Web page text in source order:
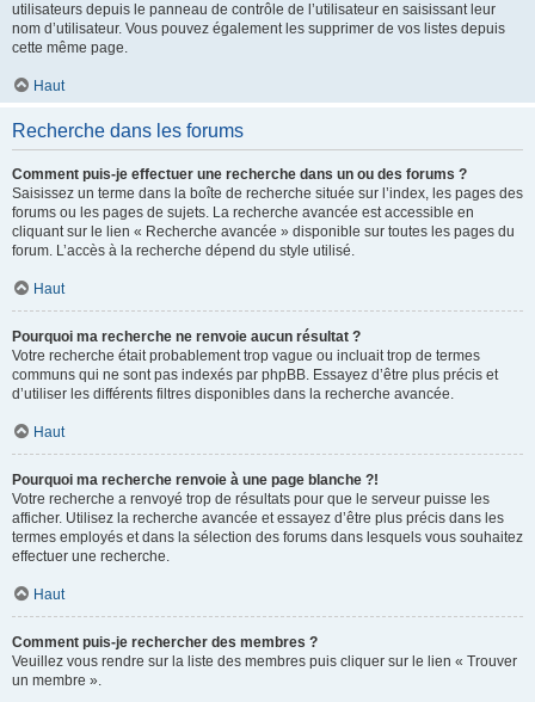
utilisateurs depuis le panneau de contrôle de l’utilisateur en saisissant leur
nom d’utilisateur. Vous pouvez également les supprimer de vos listes depuis
cette même page.
Haut
Recherche dans les forums
Comment puis-je effectuer une recherche dans un ou des forums ?
Saisissez un terme dans la boîte de recherche située sur l’index, les pages des
forums ou les pages de sujets. La recherche avancée est accessible en
cliquant sur le lien « Recherche avancée » disponible sur toutes les pages du
forum. L’accès à la recherche dépend du style utilisé.
Haut
Pourquoi ma recherche ne renvoie aucun résultat ?
Votre recherche était probablement trop vague ou incluait trop de termes
communs qui ne sont pas indexés par phpBB. Essayez d’être plus précis et
d’utiliser les différents filtres disponibles dans la recherche avancée.
Haut
Pourquoi ma recherche renvoie à une page blanche ?!
Votre recherche a renvoyé trop de résultats pour que le serveur puisse les
afficher. Utilisez la recherche avancée et essayez d’être plus précis dans les
termes employés et dans la sélection des forums dans lesquels vous souhaitez
effectuer une recherche.
Haut
Comment puis-je rechercher des membres ?
Veuillez vous rendre sur la liste des membres puis cliquer sur le lien « Trouver
un membre ».